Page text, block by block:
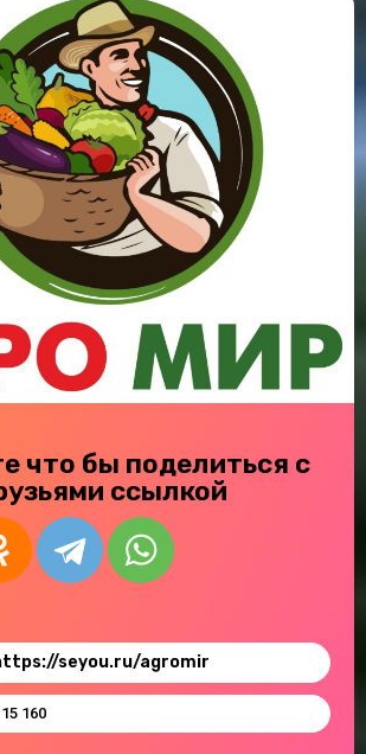
что бы поделиться с
ссылкой
seyou.ru/agromir
15 160